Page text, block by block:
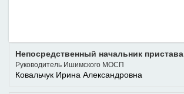
Непосредственный начальник пристава
Руководитель Ишимского МОСП
Ковальчук Ирина Александровна